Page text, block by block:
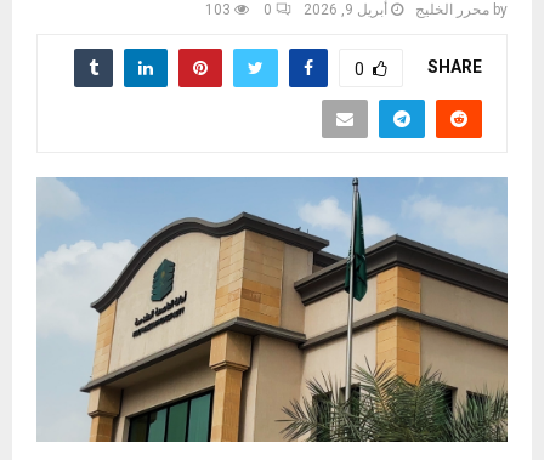
by محرر الخليج أبريل 9, 2026 0
103
SHARE
0